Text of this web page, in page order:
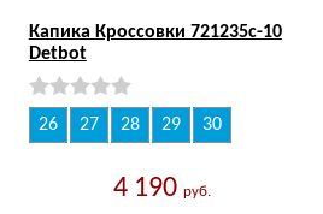
Капика Кроссовки 721235с-10
Detbot
26 27 28 29 30
4 190руб.